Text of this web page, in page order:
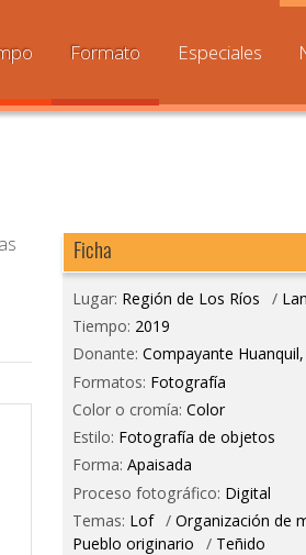
Formato Especiales
Ficha
Lugar: Región de Los Ríos /
Tiempo: 2019
Donante: Compayante
Formatos: Fotografía
Color o cromía: Color
Estilo: Fotografía de objetos
Forma: Apaisada
Proceso fotográfico: Digital
Temas: Lof / Organización de
Pueblo originario
/ Teñido